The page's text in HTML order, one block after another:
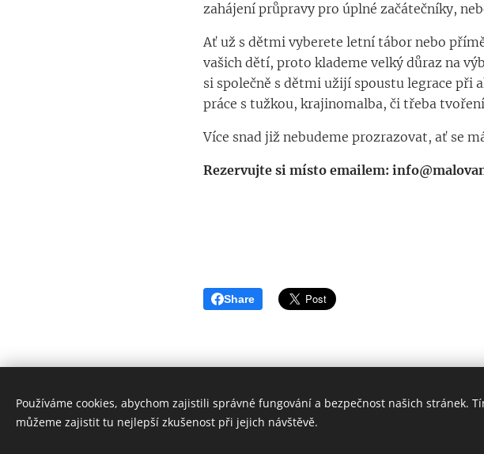
zahájení průpravy pro úplné začátečníky,
Ať už s dětmi vyberete letní tábor nebo
vašich dětí, proto klademe velký důraz na
si společně s dětmi užijí spoustu legrace
práce s tužkou, krajinomalba, či třeba
Více snad již nebudeme prozrazovat, ať se
Rezervujte si místo emailem:
Share
© 2026 Všechna práva vyhrazena
Používáme cookies, abychom zajistili správné fungování a bezpečnost našich stránek.
můžeme zajistit tu nejlepší zkušenost při jejich návštěvě.